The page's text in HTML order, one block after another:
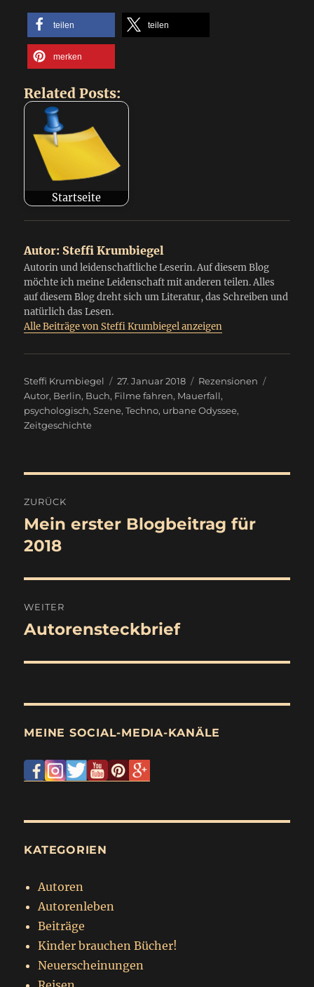
teilen teilen
merken
Related Posts:
Startseite
Autor: Steffi Krumbiegel
Autorin und leidenschaftliche Leserin. Auf diesem Blog
möchte ich meine Leidenschaft mit anderen teilen. Alles
auf diesem Blog dreht sich um Literatur, das Schreiben und
natürlich das Lesen.
Alle Beiträge von Steffi Krumbiegel anzeigen
Autor
Steffi Krumbiegel
Veröffentlicht
am
27. Januar 2018 Kategorien
Rezensionen
Autor, Berlin, Buch, Filme fahren, Mauerfall,
psychologisch,Szene,Techno, urbane Odyssee,
Zeitgeschichte
ZURÜCK
Vorheriger
Beitrag:
Mein erster Blogbeitrag für
2018
WEITER
Nächster
Autorensteckbrief
MEINE SOCIAL-MEDIA-KANÄLE
KATEGORIEN
Autoren
Autorenleben
Beiträge
Kinder brauchen Bücher!
Neuerscheinungen